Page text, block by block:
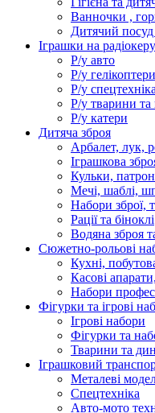
Ванночки ,
Дитячий посуд
Іграшки на
Р/у авто
Р/у
Р/у
Р/у тварини та
Р/у катери
Дитяча зброя
Арбалет, лук,
Іграшкова
Кульки,
Мечі, шаблі,
Набори зброї,
Рації та біноклі
Водяна зброя
Сюжетно-рольові
Кухні,
Касові
Набори
Фігурки та ігрові
Ігрові набори
Фігурки та
Тварини та
Іграшковий
Металеві
Спецтехніка
Авто-мото